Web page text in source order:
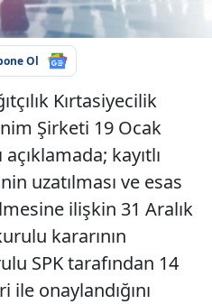
Ol
Kırtasiyecilik
Şirketi 19 Ocak
kayıtlı
uzatılması ve esas
ilişkin 31 Aralık
kararının
SPK tarafından 14
onaylandığını